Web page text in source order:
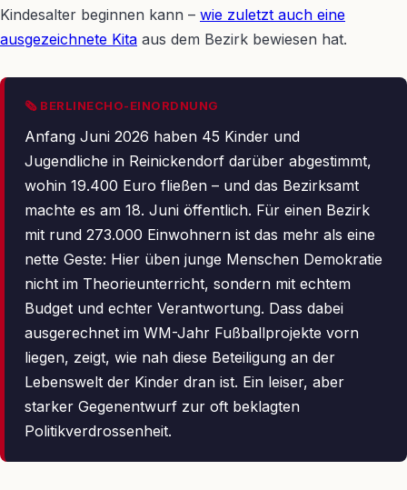
Kindesalter beginnen kann – wie zuletzt auch eine
ausgezeichnete Kita aus dem Bezirk bewiesen hat.
🗞 BERLINECHO-EINORDNUNG
Anfang Juni 2026 haben 45 Kinder und
Jugendliche in Reinickendorf darüber abgestimmt,
wohin 19.400 Euro fließen – und das Bezirksamt
machte es am 18. Juni öffentlich. Für einen Bezirk
mit rund 273.000 Einwohnern ist das mehr als eine
nette Geste: Hier üben junge Menschen Demokratie
nicht im Theorieunterricht, sondern mit echtem
Budget und echter Verantwortung. Dass dabei
ausgerechnet im WM-Jahr Fußballprojekte vorn
liegen, zeigt, wie nah diese Beteiligung an der
Lebenswelt der Kinder dran ist. Ein leiser, aber
starker Gegenentwurf zur oft beklagten
Politikverdrossenheit.